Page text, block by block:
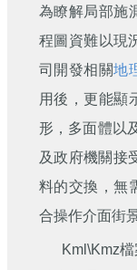
為瞭解局部施
程圖資難以現
司開發相關地
用後，更能顯
形，多面體以
及政府機關接
料的交換，無
合操作介面街
Kml\Kmz